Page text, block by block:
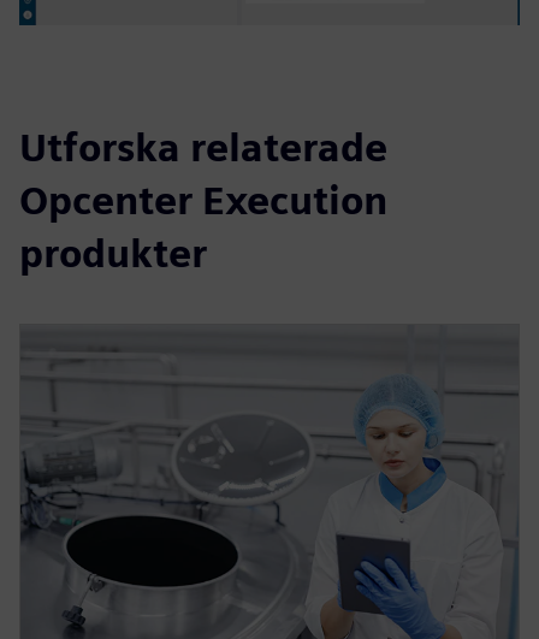
Utforska relaterade
Opcenter Execution
produkter